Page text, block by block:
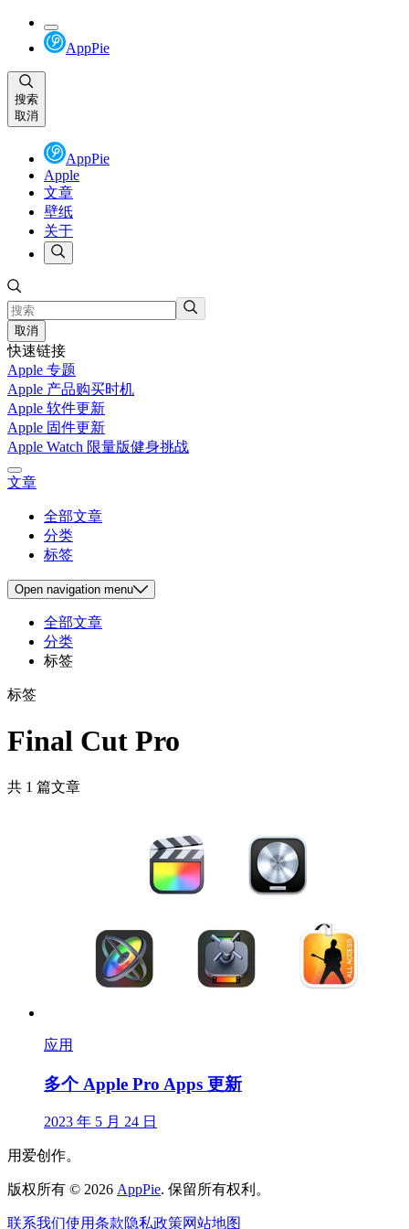
AppPie
搜索
取消
AppPie
Apple
文章
壁纸
关于
取消
快速链接
Apple 专题
Apple 产品购买时机
Apple 软件更新
Apple 固件更新
Apple Watch 限量版健身挑战
文章
全部文章
分类
标签
Open navigation menu
全部文章
分类
标签
标签
Final Cut Pro
共 1 篇文章
应用
多个 Apple Pro Apps 更新
2023 年 5 月 24 日
用爱创作。
版权所有 © 2026 AppPie. 保留所有权利。
联系我们使用条款隐私政策网站地图